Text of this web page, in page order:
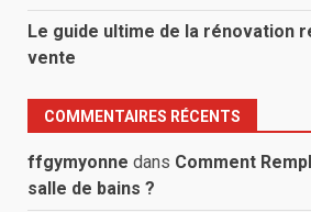
Le guide ultime de la rénovation
vente
COMMENTAIRES RÉCENTS
ffgymyonne dans Comment
salle de bains ?